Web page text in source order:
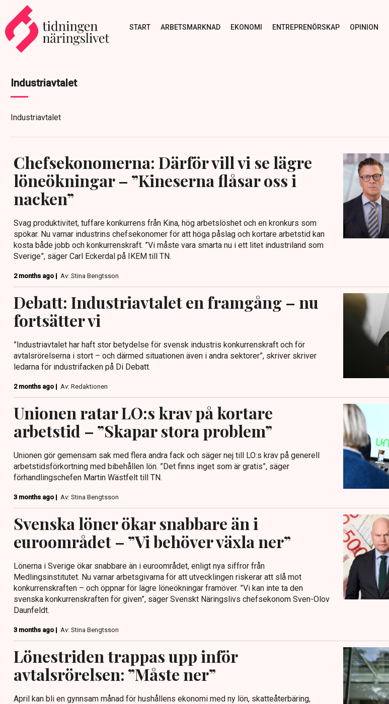
START ARBETSMARKNAD EKONOMI ENTREPRENÖRSKAP OPINION
Industriavtalet
Industriavtalet
Chefsekonomerna: Därför vill vi se lägre
löneökningar – ”Kineserna flåsar oss i
nacken”
Svag produktivitet, tuffare konkurrens från Kina, hög arbetslöshet och en kronkurs som
spökar. Nu varnar industrins chefsekonomer för att höga påslag och kortare arbetstid kan
kosta både jobb och konkurrenskraft. ”Vi måste vara smarta nu i ett litet industriland som
Sverige”, säger Carl Eckerdal på IKEM till TN.
2 months ago | Av: Stina Bengtsson
Debatt: Industriavtalet en framgång – nu
fortsätter vi
”Industriavtalet har haft stor betydelse för svensk industris konkurrenskraft och för
avtalsrörelserna i stort – och därmed situationen även i andra sektorer”, skriver skriver
ledarna för industrifacken på Di Debatt.
2 months ago | Av: Redaktionen
Unionen ratar LO:s krav på kortare
arbetstid – ”Skapar stora problem”
Unionen gör gemensam sak med flera andra fack och säger nej till LO:s krav på generell
arbetstidsförkortning med bibehållen lön. ”Det finns inget som är gratis”, säger
förhandlingschefen Martin Wästfelt till TN.
3 months ago | Av: Stina Bengtsson
Svenska löner ökar snabbare än i
euroområdet – ”Vi behöver växla ner”
Lönerna i Sverige ökar snabbare än i euroområdet, enligt nya siffror från
Medlingsinstitutet. Nu varnar arbetsgivarna för att utvecklingen riskerar att slå mot
konkurrenskraften – och öppnar för lägre löneökningar framöver. ”Vi kan inte ta den
svenska konkurrenskraften för given”, säger Svenskt Näringslivs chefsekonom Sven-Olov
Daunfeldt.
3 months ago | Av: Stina Bengtsson
Lönestriden trappas upp inför
avtalsrörelsen: ”Måste ner”
April kan bli en gynnsam månad för hushållens ekonomi med ny lön, skatteåterbäring,